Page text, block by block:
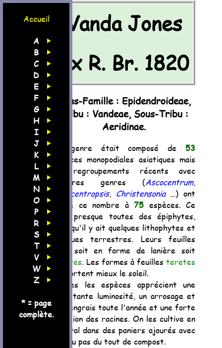
Accueil
A
B
C
D
E
F
G
H
I
J
K
L
M
N
O
P
R
S
T
V
W
Z
* = page
complète.
Vanda Jones
ex R. Br. 1820
Sous-Famille : Epidendroideae,
Tribu : Vandeae, Sous-Tribu :
Aeridinae.
Ce genre était composé de 53
espèces monopodiales asiatiques mais
les regroupements récents avec
d'autres genres (Ascocentrum,
Ascocentropsis, Christensonia…) ont
porté ce nombre à 75 espèces. Ce
sont presque toutes des épiphytes,
bien qu'il y ait quelques lithophytes et
quelques terrestres. Leurs feuilles
sont soit en forme de lanière soit
teretes. Les formes à feuilles teretes
supportent mieux le soleil.
Toutes les espèces apprécient une
importante luminosité, un arrosage et
de l'engrais toute l'année et une forte
aération des racines. On les cultive en
général dans des paniers ajourés avec
peu ou pas du tout de compost.